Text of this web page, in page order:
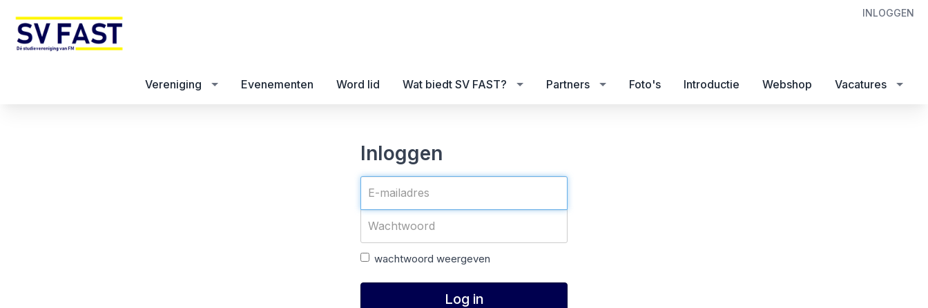
INLOGGEN
Vereniging Evenementen Word lid Wat biedt SV FAST? Partners Foto's Introductie Webshop Vacatures
Inloggen
wachtwoord weergeven
Log in